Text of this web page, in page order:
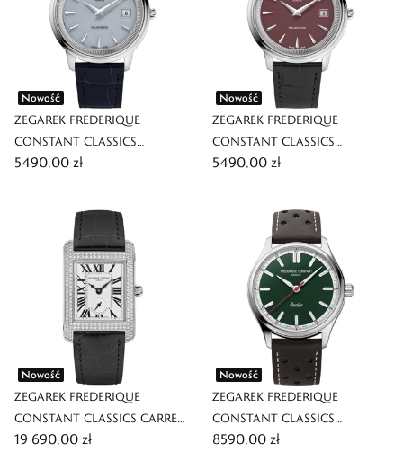
Nowość
ZEGAREK FREDERIQUE
CONSTANT CLASSICS
MONETA SOLARMETRE
5490,00 zł
Nowość
ZEGAREK FREDERIQUE
CONSTANT CLASSICS
MONETA SOLARMETRE
5490,00 zł
Nowość
ZEGAREK FREDERIQUE
CONSTANT CLASSICS CARREE
SMALL SECONDS
19 690,00 zł
Nowość
ZEGAREK FREDERIQUE
CONSTANT CLASSICS
VINTAGE RALLY HAELEY
8590,00 zł